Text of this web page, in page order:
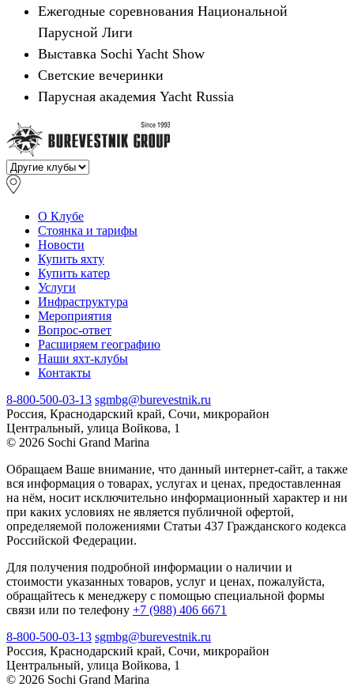
Ежегодные соревнования Национальной
Парусной Лиги
Выставка Sochi Yacht Show
Светские вечеринки
Парусная академия Yacht Russia
О Клубе
Стоянка и тарифы
Новости
Купить яхту
Купить катер
Услуги
Инфраструктура
Мероприятия
Вопрос-ответ
Расширяем географию
Наши яхт-клубы
Контакты
8-800-500-03-13 sgmbg@burevestnik.ru
Россия, Краснодарский край, Сочи, микрорайон
Центральный, улица Войкова, 1
© 2026 Sochi Grand Marina
Обращаем Ваше внимание, что данный интернет-сайт, а также
вся информация о товарах, услугах и ценах, предоставленная
на нём, носит исключительно информационный характер и ни
при каких условиях не является публичной офертой,
определяемой положениями Статьи 437 Гражданского кодекса
Российской Федерации.
Для получения подробной информации о наличии и
стоимости указанных товаров, услуг и ценах, пожалуйста,
обращайтесь к менеджеру с помощью специальной формы
связи или по телефону +7 (988) 406 6671
8-800-500-03-13 sgmbg@burevestnik.ru
Россия, Краснодарский край, Сочи, микрорайон
Центральный, улица Войкова, 1
© 2026 Sochi Grand Marina